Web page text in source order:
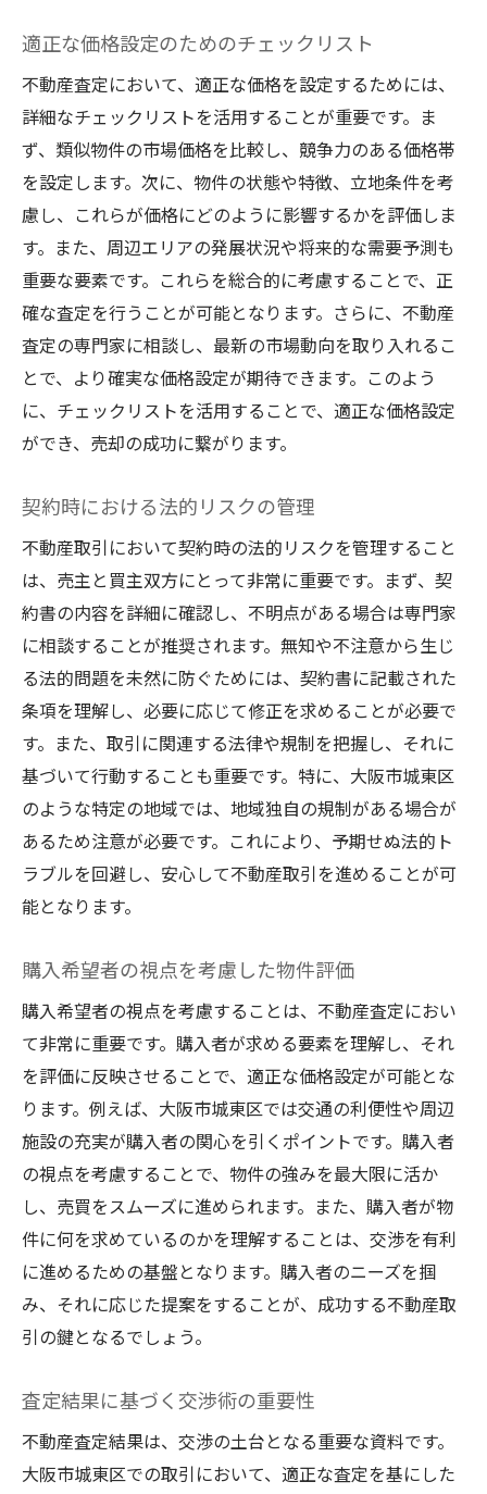
適正な価格設定のためのチェックリスト
不動産査定において、適正な価格を設定するためには、
詳細なチェックリストを活用することが重要です。ま
ず、類似物件の市場価格を比較し、競争力のある価格帯
を設定します。次に、物件の状態や特徴、立地条件を考
慮し、これらが価格にどのように影響するかを評価しま
す。また、周辺エリアの発展状況や将来的な需要予測も
重要な要素です。これらを総合的に考慮することで、正
確な査定を行うことが可能となります。さらに、不動産
査定の専門家に相談し、最新の市場動向を取り入れるこ
とで、より確実な価格設定が期待できます。このよう
に、チェックリストを活用することで、適正な価格設定
ができ、売却の成功に繋がります。
契約時における法的リスクの管理
不動産取引において契約時の法的リスクを管理すること
は、売主と買主双方にとって非常に重要です。まず、契
約書の内容を詳細に確認し、不明点がある場合は専門家
に相談することが推奨されます。無知や不注意から生じ
る法的問題を未然に防ぐためには、契約書に記載された
条項を理解し、必要に応じて修正を求めることが必要で
す。また、取引に関連する法律や規制を把握し、それに
基づいて行動することも重要です。特に、大阪市城東区
のような特定の地域では、地域独自の規制がある場合が
あるため注意が必要です。これにより、予期せぬ法的ト
ラブルを回避し、安心して不動産取引を進めることが可
能となります。
購入希望者の視点を考慮した物件評価
購入希望者の視点を考慮することは、不動産査定におい
て非常に重要です。購入者が求める要素を理解し、それ
を評価に反映させることで、適正な価格設定が可能とな
ります。例えば、大阪市城東区では交通の利便性や周辺
施設の充実が購入者の関心を引くポイントです。購入者
の視点を考慮することで、物件の強みを最大限に活か
し、売買をスムーズに進められます。また、購入者が物
件に何を求めているのかを理解することは、交渉を有利
に進めるための基盤となります。購入者のニーズを掴
み、それに応じた提案をすることが、成功する不動産取
引の鍵となるでしょう。
査定結果に基づく交渉術の重要性
不動産査定結果は、交渉の土台となる重要な資料です。
大阪市城東区での取引において、適正な査定を基にした